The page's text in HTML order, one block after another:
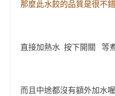
那麼此水餃的品質是很不
直接加熱水 按下開關 等
而且中途都沒有額外加水喔